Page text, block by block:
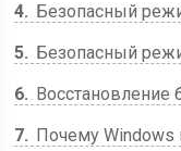
4
Безопасный
5
Безопасный
6
Восстановление
7
Почему Windows